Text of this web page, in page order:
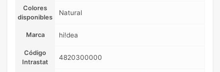
Colores
disponibles
Natural
Marca hi!dea
Código
Intrastat
4820300000